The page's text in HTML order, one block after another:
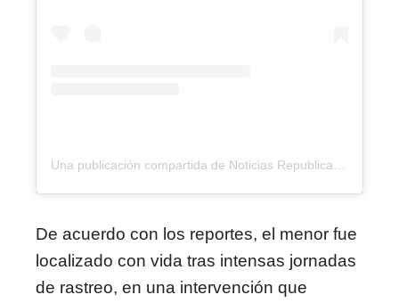
De acuerdo con los reportes, el menor fue
localizado con vida tras intensas jornadas
de rastreo, en una intervención que